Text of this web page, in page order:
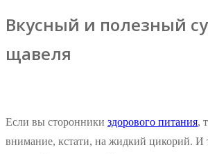
Вкусный и полезный
щавеля
Если вы сторонники здорового питания,
внимание, кстати, на жидкий цикорий. И